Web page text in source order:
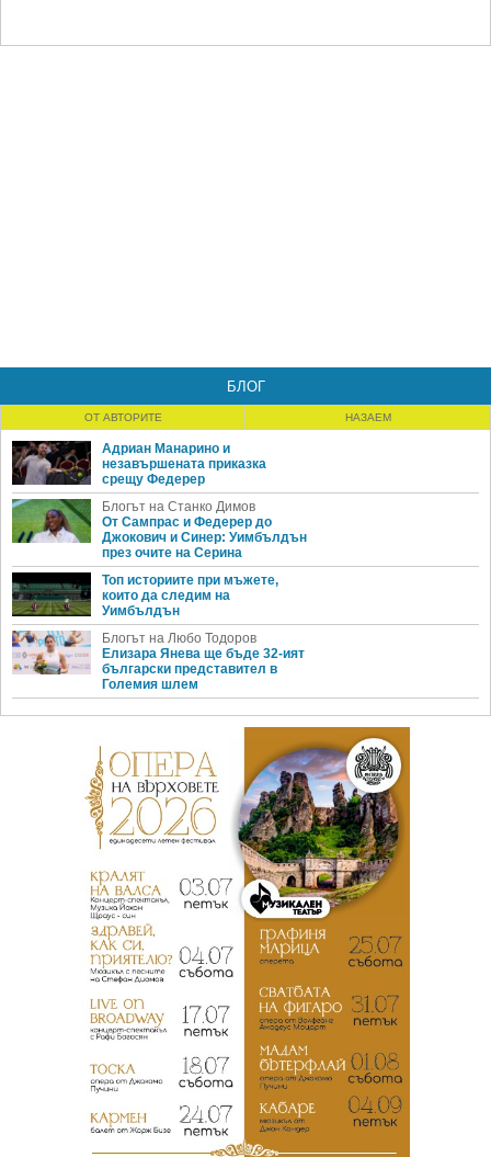
БЛОГ
ОТ АВТОРИТЕ НАЗАЕМ
Адриан Манарино и
незавършената приказка
срещу Федерер
Блогът на Станко Димов
От Сампрас и Федерер до
Джокович и Синер: Уимбълдън
през очите на Серина
Топ историите при мъжете,
които да следим на
Уимбълдън
Блогът на Любо Тодоров
Елизара Янева ще бъде 32-ият
български представител в
Големия шлем